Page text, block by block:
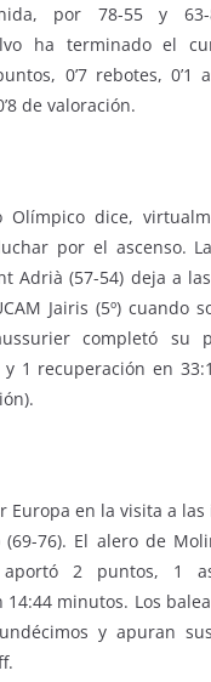
por 78-55 y
ha terminado el
0’7 rebotes, 0’1
de valoración.
Olímpico dice,
por el ascenso.
Adrià (57-54) deja a
Jairis (5º) cuando
completó su
1 recuperación en
Europa en la visita a
(69-76). El alero de
aportó 2 puntos, 1
minutos. Los
y apuran